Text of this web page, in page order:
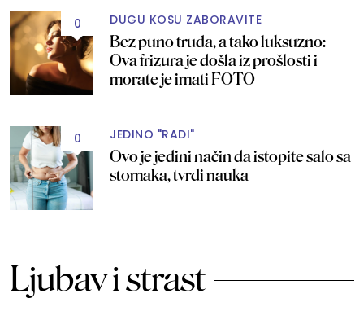
0 DUGU KOSU ZABORAVITE
Bez puno truda, a tako luksuzno:
Ova frizura je došla iz prošlosti i
morate je imati FOTO
0 JEDINO "RADI"
Ovo je jedini način da istopite salo sa
stomaka, tvrdi nauka
Ljubav i strast